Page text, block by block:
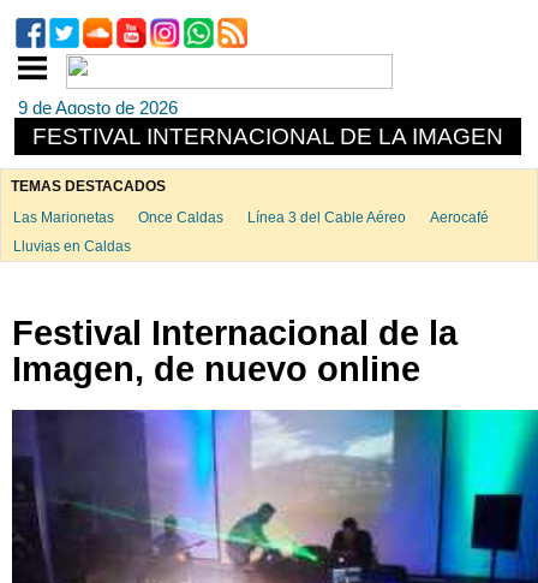
9 de Agosto de 2026
FESTIVAL INTERNACIONAL DE LA IMAGEN
TEMAS DESTACADOS
Las Marionetas
Once Caldas Línea 3 del Cable Aéreo
Aerocafé
Lluvias en Caldas
Festival Internacional de la
Imagen, de nuevo online